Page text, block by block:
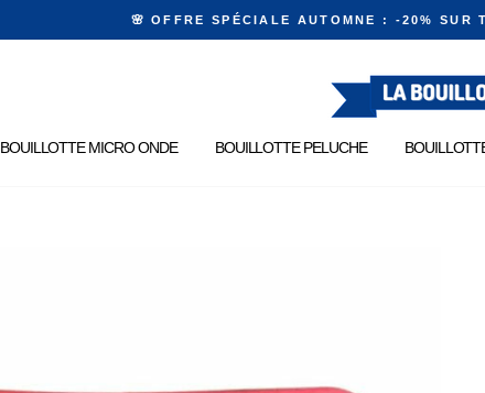
🌸 OFFRE SPÉCIALE AUTOMNE : -20% SUR
BOUILLOTTE MICRO ONDE BOUILLOTTE PELUCHE